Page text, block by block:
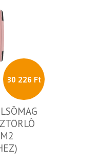
30 226 Ft